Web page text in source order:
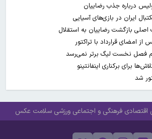
درباره جذب رضاییان
ایران در بازی‌های آسیایی
اصلی بازگشت رضاییان به استقلال
امضای قرارداد با تراکتور
فصل نخست لیگ برتر نمی‌رسد
برای برکناری اینفانتینو
شد
اقتصادی فرهنگی و اجتماعی ورزشی سلامت عکس